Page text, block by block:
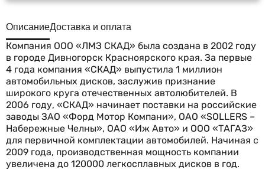
ОписаниеДоставка и оплата
Компания ООО «ЛМЗ СКАД» была создана в 2002 году
в городе Дивногорск Красноярского края. За первые
4 года компания «СКАД» выпустила 1 миллион
автомобильных дисков, заслужив признание
широкого круга отечественных автолюбителей. В
2006 году, «СКАД» начинает поставки на российские
заводы ЗАО «Форд Мотор Компани», ОАО «SOLLERS –
Набережные Челны», ОАО «Иж Авто» и ООО «ТАГАЗ»
для первичной комплектации автомобилей. Начиная с
2009 года, производственная мощность компании
увеличена до 120000 легкосплавных дисков в год.